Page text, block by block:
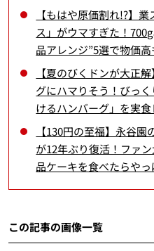
【もはや原価割れ!?】
ス」がウマすぎた！
品アレンジ”5選で物価
【夏のびくドンが大正
グにハマりそう！びっ
けるハンバーグ」を実
【130円の至福】永谷園
が12年ぶり復活！ファ
品ケーキを食べたらや
この記事の画像一覧